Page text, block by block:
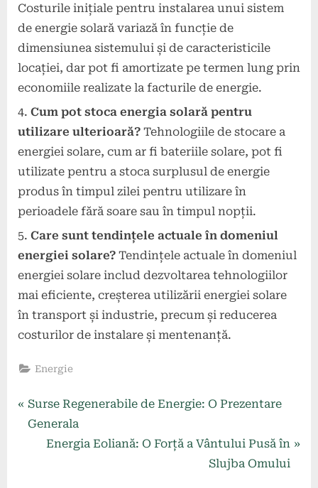
Costurile inițiale pentru instalarea unui sistem
de energie solară variază în funcție de
dimensiunea sistemului și de caracteristicile
locației, dar pot fi amortizate pe termen lung prin
economiile realizate la facturile de energie.
Cum pot stoca energia solară pentru
utilizare ulterioară? Tehnologiile de stocare a
energiei solare, cum ar fi bateriile solare, pot fi
utilizate pentru a stoca surplusul de energie
produs în timpul zilei pentru utilizare în
perioadele fără soare sau în timpul nopții.
Care sunt tendințele actuale în domeniul
energiei solare? Tendințele actuale în domeniul
energiei solare includ dezvoltarea tehnologiilor
mai eficiente, creșterea utilizării energiei solare
în transport și industrie, precum și reducerea
costurilor de instalare și mentenanță.
Energie
Navigare
P
r
Surse Regenerabile de Energie: O Prezentare
Generala
N
Energia Eoliană: O Forță a Vântului Pusă în
Slujba Omului